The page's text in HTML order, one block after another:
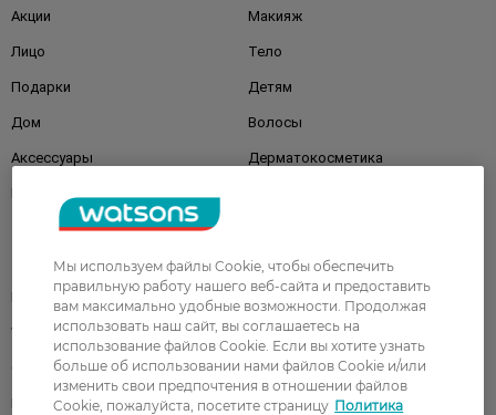
Акции Макияж
Лицо Тело
Подарки Детям
Дом Волосы
Аксессуары Дерматокосметика
Клиентам
Правила и условия
Watsons Club Подарочные сертификаты
О Watsons Карьера в Watsons
Контакты Блог
Мы используем файлы Cookie, чтобы обеспечить
правильную работу нашего веб-сайта и предоставить
вам максимально удобные возможности. Продолжая
использовать наш сайт, вы соглашаетесь на
использование файлов Cookie. Если вы хотите узнать
больше об использовании нами файлов Cookie и/или
изменить свои предпочтения в отношении файлов
Cookie, пожалуйста, посетите страницу Политика